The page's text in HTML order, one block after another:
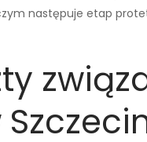
następuje etap